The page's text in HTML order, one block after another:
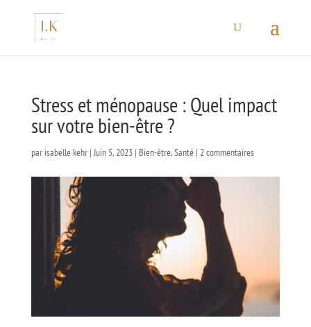
Stress et ménopause : Quel impact
sur votre bien-être ?
par isabelle kehr|Juin 5, 2023| Bien-être,Santé| 2 commentaires